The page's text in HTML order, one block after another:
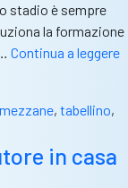
stadio è sempre
la formazione
Continua a leggereIl
, tabellino,
in casa